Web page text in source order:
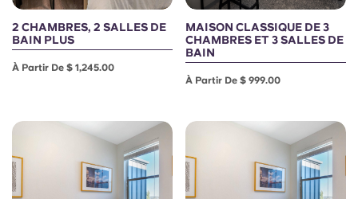
Italian
Portuguese
2 CHAMBRES, 2 SALLES DE
BAIN PLUS
À Partir De $ 1,245.00
MAISON CLASSIQUE DE 3
CHAMBRES ET 3 SALLES DE
BAIN
À Partir De $ 999.00